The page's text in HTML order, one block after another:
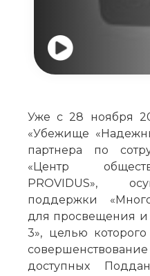
Уже с 28 ноября
«Убежище
партнера по
«Центр
PROVIDUS»,
поддержки
для просвещения и
3», целью
доступных